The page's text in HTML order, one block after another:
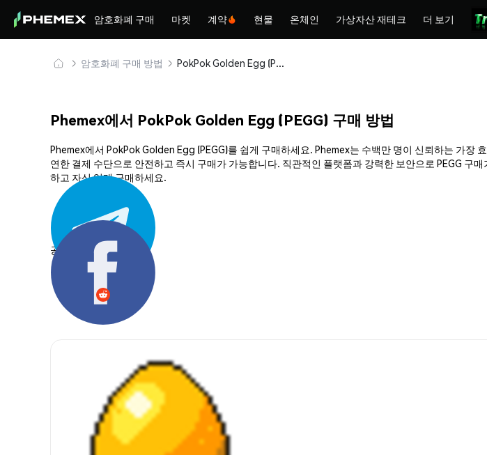
암호화폐 구매 마켓 계약 현물 온체인 가상자산 재테크 더 보기
암호화폐 구매 방법 PokPok Golden Egg (PEGG) 안전하게 구매 및 보관
Phemex에서 PokPok Golden Egg (PEGG) 구매 방법
Phemex에서 PokPok Golden Egg (PEGG)를 쉽게 구매하세요. Phemex는 수백만 명이 신뢰하는 가장
연한 결제 수단으로 안전하고 즉시 구매가 가능합니다. 직관적인 플랫폼과 강력한 보안으로 PEGG
하고 자신 있게 구매하세요.
공유하기: